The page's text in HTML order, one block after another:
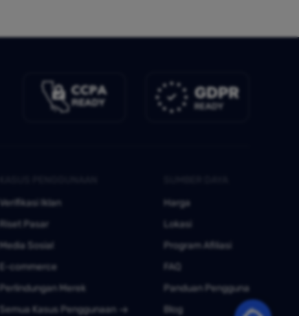
Verifikasi Iklan
Riset Pasar
Media Sosial
E-commerce
Perlindungan Merek
Semua Kasus Penggunaan
Harga
Lokasi
Program Afiliasi
FAQ
Panduan Pengguna
Blog